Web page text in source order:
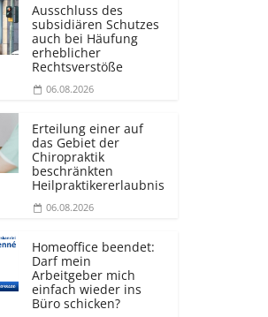
Ausschluss des
subsidiären Schutzes
auch bei Häufung
erheblicher
Rechtsverstöße
06.08.2026
Erteilung einer auf
das Gebiet der
Chiropraktik
beschränkten
Heilprakti­kererlaubnis
06.08.2026
Homeoffice beendet:
Darf mein
Arbeitgeber mich
einfach wieder ins
Büro schicken?